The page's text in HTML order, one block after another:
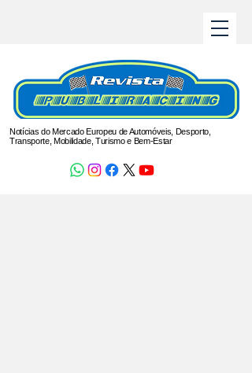
Notícias do Mercado Europeu de Automóveis, Desporto,
Transporte, Mobilidade, Turismo e Bem-Estar